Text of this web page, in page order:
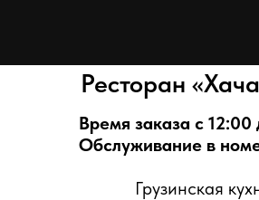
Ресторан
Время заказа с 12:00
Обслуживание в
Грузинская